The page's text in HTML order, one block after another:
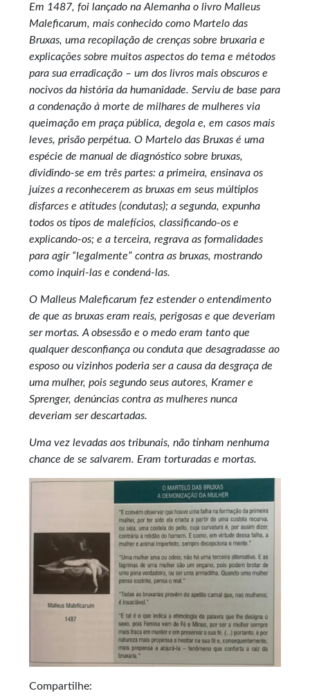
Em 1487, foi lançado na Alemanha o livro Malleus
Maleficarum, mais conhecido como Martelo das
Bruxas, uma recopilação de crenças sobre bruxaria e
explicações sobre muitos aspectos do tema e métodos
para sua erradicação – um dos livros mais obscuros e
nocivos da história da humanidade. Serviu de base para
a con­denação à morte de milhares de mulheres via
queimação em praça pública, degola e, em casos mais
leves, prisão perpétua. O Martelo das Bruxas é uma
espécie de manual de diagnóstico sobre bruxas,
dividindo-se em três partes: a primeira, ensinava os
juízes a reconhecerem as bruxas em seus múltiplos
disfarces e atitudes (condutas); a segunda, expunha
todos os tipos de malefícios, classificando-os e
explicando-os; e a terceira, regrava as formalidades
para agir “legalmente” contra as bruxas, mostrando
como inquiri-las e condená-las.
O Malleus Maleficarum fez estender o entendimento
de que as bruxas eram reais, perigosas e que deveriam
ser mortas. A obsessão e o medo eram tanto que
qualquer desconfiança ou conduta que desagradasse ao
esposo ou vizinhos poderia ser a causa da desgraça de
uma mulher, pois segundo seus autores, Kramer e
Sprenger, denúncias contra as mulheres nunca
deveriam ser descartadas.
Uma vez levadas aos tribunais, não tinham nenhuma
chance de se salvarem. Eram torturadas e mortas.
Compartilhe: